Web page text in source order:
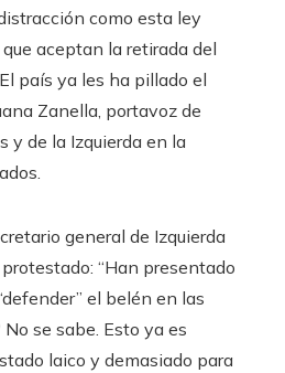
como esta ley
aceptan la retirada del
país ya les ha pillado el
Zanella, portavoz de
y de la Izquierda en la
general de Izquierda
“Han presentado
el belén en las
No se sabe. Esto ya es
laico y demasiado para